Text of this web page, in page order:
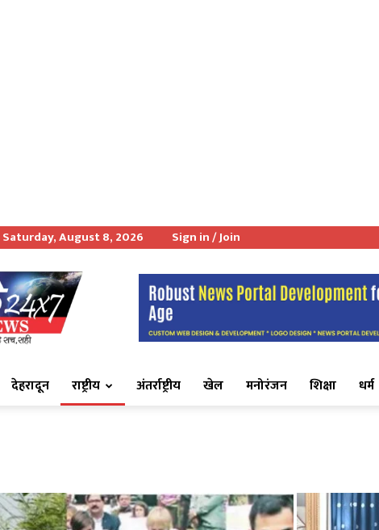
Saturday, August 8, 2026 Sign in / Join
खबर
वही
जो
सच
देहरादून राष्ट्रीय अंतर्राष्ट्रीय खेल मनोरंजन शिक्षा धर्म